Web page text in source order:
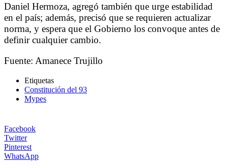
Daniel Hermoza, agregó también que urge estabilidad
en el país; además, precisó que se requieren actualizar
norma, y espera que el Gobierno los convoque antes de
definir cualquier cambio.
Fuente: Amanece Trujillo
Etiquetas
Constitución del 93
Mypes
Facebook
Twitter
Pinterest
WhatsApp